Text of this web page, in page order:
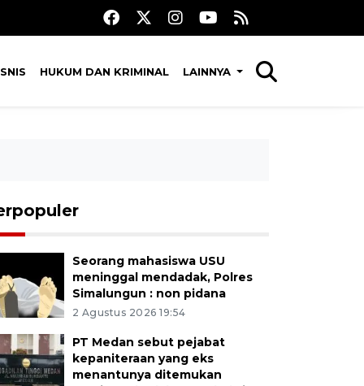
HUKUM DAN KRIMINAL LAINNYA
Seorang mahasiswa USU
meninggal mendadak, Polres
Simalungun : non pidana
2 Agustus 2026 19:54
PT Medan sebut pejabat
kepaniteraan yang eks
menantunya ditemukan